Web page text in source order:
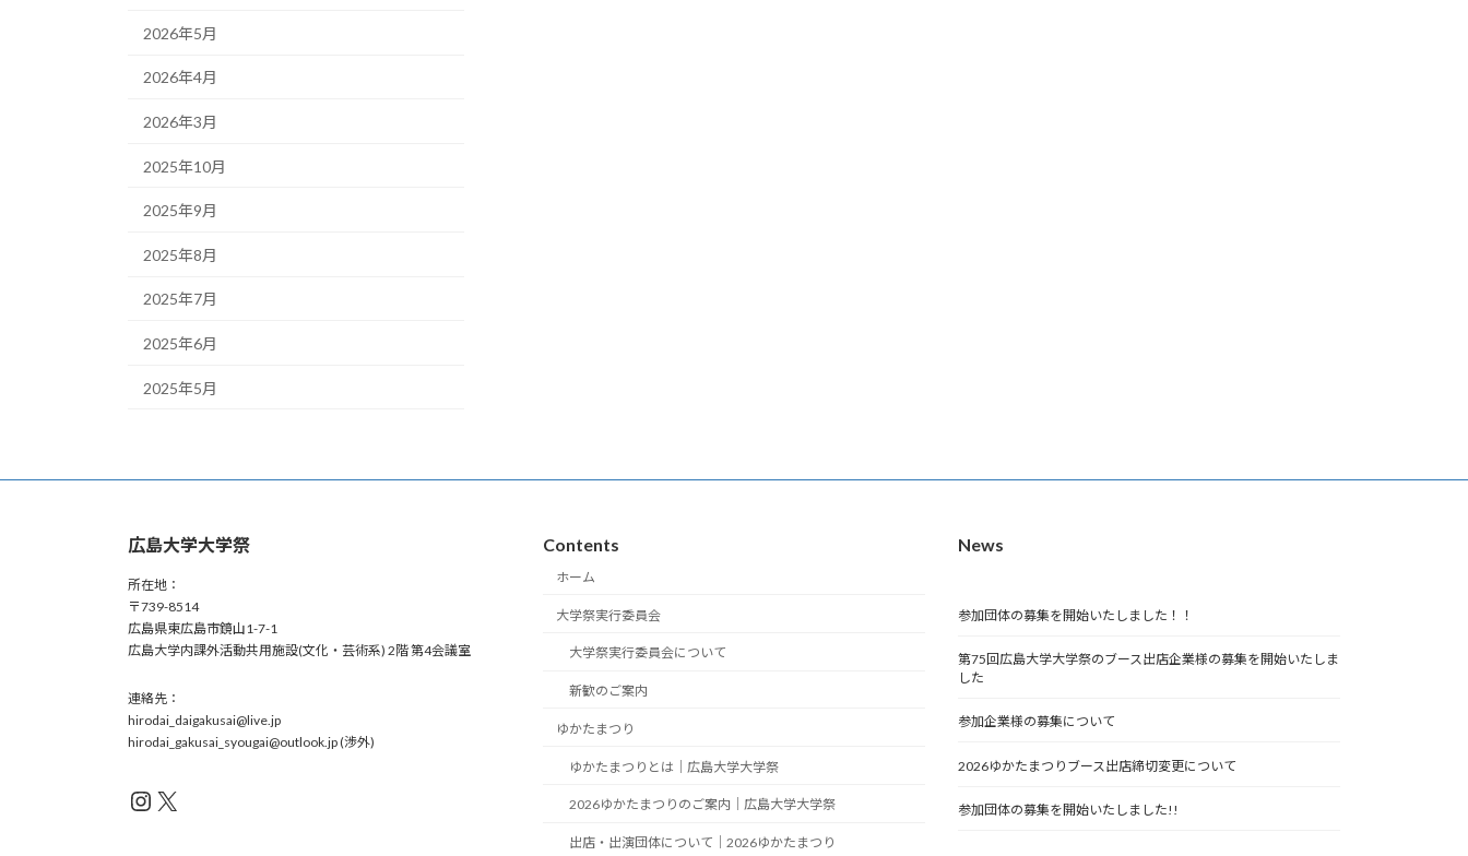
2026年5月
2026年4月
2026年3月
2025年10月
2025年9月
2025年8月
2025年7月
2025年6月
2025年5月
広島大学大学祭
所在地：
〒739-8514
広島県東広島市鏡山1-7-1
広島大学内課外活動共用施設(文化・芸術系) 2階 第4会議室
連絡先：
hirodai_daigakusai@live.jp
hirodai_gakusai_syougai@outlook.jp (渉外)
Instagram
X
Contents
ホーム
大学祭実行委員会
大学祭実行委員会について
新歓のご案内
ゆかたまつり
ゆかたまつりとは｜広島大学大学祭
2026ゆかたまつりのご案内｜広島大学大学祭
出店・出演団体について｜2026ゆかたまつり
News
参加団体の募集を開始いたしました！！
第75回広島大学大学祭のブース出店企業様の募集を開始いたしま
した
参加企業様の募集について
2026ゆかたまつりブース出店締切変更について
参加団体の募集を開始いたしました!!